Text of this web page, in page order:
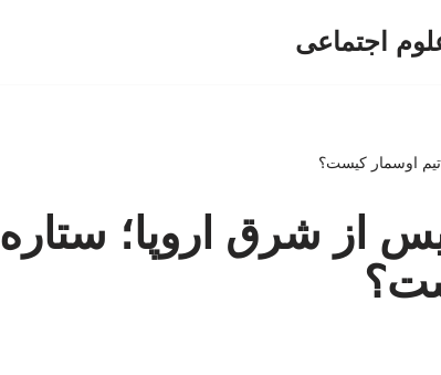
اجتماعی
تیم اوسمار کیست؟
از شرق اروپا؛ ستاره